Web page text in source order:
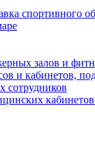
спортивного
залов и
и кабинетов,
сотрудников